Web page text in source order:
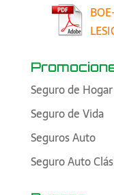
Seguro de Hogar
Seguro de Vida
Seguros Auto
Seguro Auto